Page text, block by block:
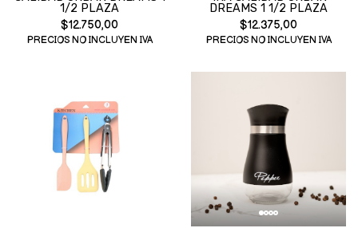
1/2 PLAZA
$12.750,00
PRECIOS NO INCLUYEN IVA
DREAMS 1 1/2 PLAZA
$12.375,00
PRECIOS NO INCLUYEN IVA